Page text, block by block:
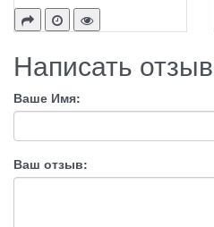
Написать отзыв
Ваше Имя:
Ваш отзыв: